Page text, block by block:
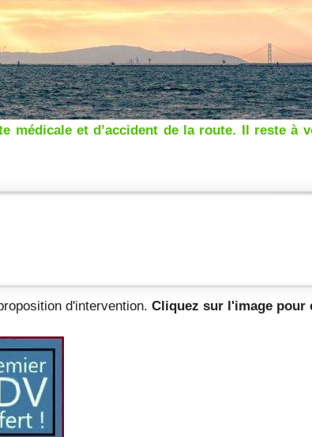
médicale et d’accident de la route. Il reste à
d'intervention. Cliquez sur l'image pour